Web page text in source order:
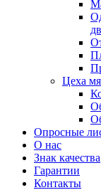
Цеха
Опросные
О нас
Знак качества
Гарантии
Контакты